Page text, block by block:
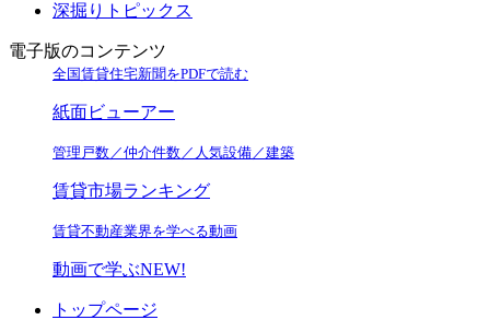
深掘りトピックス
電子版のコンテンツ
全国賃貸住宅新聞をPDFで読む
紙面ビューアー
管理戸数／仲介件数／人気設備／建築
賃貸市場ランキング
賃貸不動産業界を学べる動画
動画で学ぶNEW!
トップページ